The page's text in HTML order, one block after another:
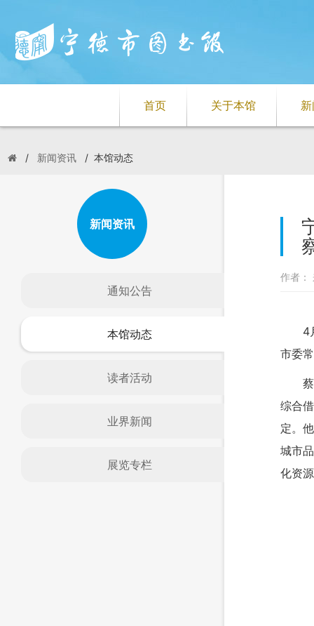
首页 关于本馆
/ 新闻资讯 / 本馆动态
新闻资讯
通知公告
本馆动态
读者活动
业界新闻
展览专栏
作者：
4
市委
综合
定。
城市
化资